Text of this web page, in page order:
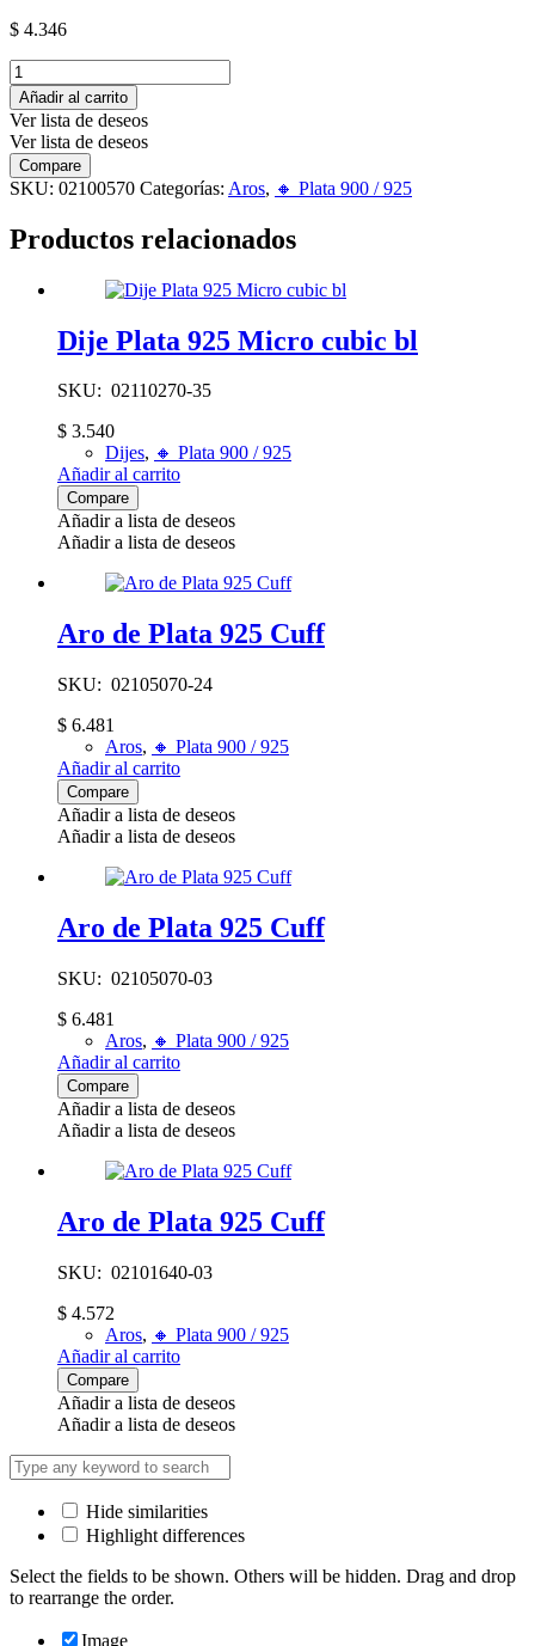
$ 4.346
Aro
plata
925
Círculo
cantidad
Añadir al carrito
Ver lista de deseos
Ver lista de deseos
Compare
SKU: 02100570 Categorías: Aros, 🔸​ Plata 900 / 925
Productos relacionados
Dije Plata 925 Micro cubic bl
SKU: 02110270-35
$ 3.540
Dijes, 🔸​ Plata 900 / 925
Añadir al carrito
Compare
Añadir a lista de deseos
Añadir a lista de deseos
Aro de Plata 925 Cuff
SKU: 02105070-24
$ 6.481
Aros, 🔸​ Plata 900 / 925
Añadir al carrito
Compare
Añadir a lista de deseos
Añadir a lista de deseos
Aro de Plata 925 Cuff
SKU: 02105070-03
$ 6.481
Aros, 🔸​ Plata 900 / 925
Añadir al carrito
Compare
Añadir a lista de deseos
Añadir a lista de deseos
Aro de Plata 925 Cuff
SKU: 02101640-03
$ 4.572
Aros, 🔸​ Plata 900 / 925
Añadir al carrito
Compare
Añadir a lista de deseos
Añadir a lista de deseos
Hide similarities
Highlight differences
Select the fields to be shown. Others will be hidden. Drag and drop
to rearrange the order.
Image